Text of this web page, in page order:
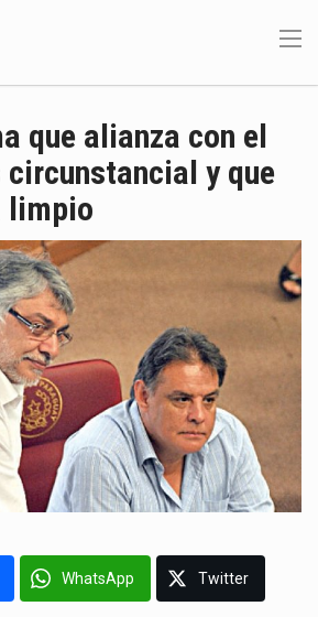
que alianza con el
y que
limpio
WhatsApp Twitter